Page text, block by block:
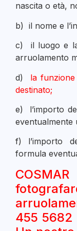
nascita o età,
b) il nome e
c) il luogo e
arruolamento
d) la
destinato;
e) l’importo
eventualmente
f) l’importo
formula
455 5682